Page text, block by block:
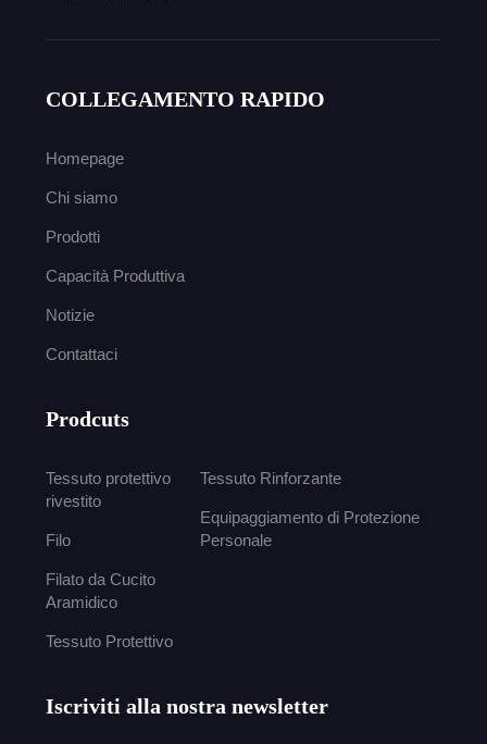
COLLEGAMENTO RAPIDO
Homepage
Chi siamo
Prodotti
Capacità Produttiva
Notizie
Contattaci
Prodcuts
Tessuto protettivo
rivestito
Filo
Filato da Cucito
Aramidico
Tessuto Protettivo
Tessuto Rinforzante
Equipaggiamento di Protezione
Personale
Iscriviti alla nostra newsletter